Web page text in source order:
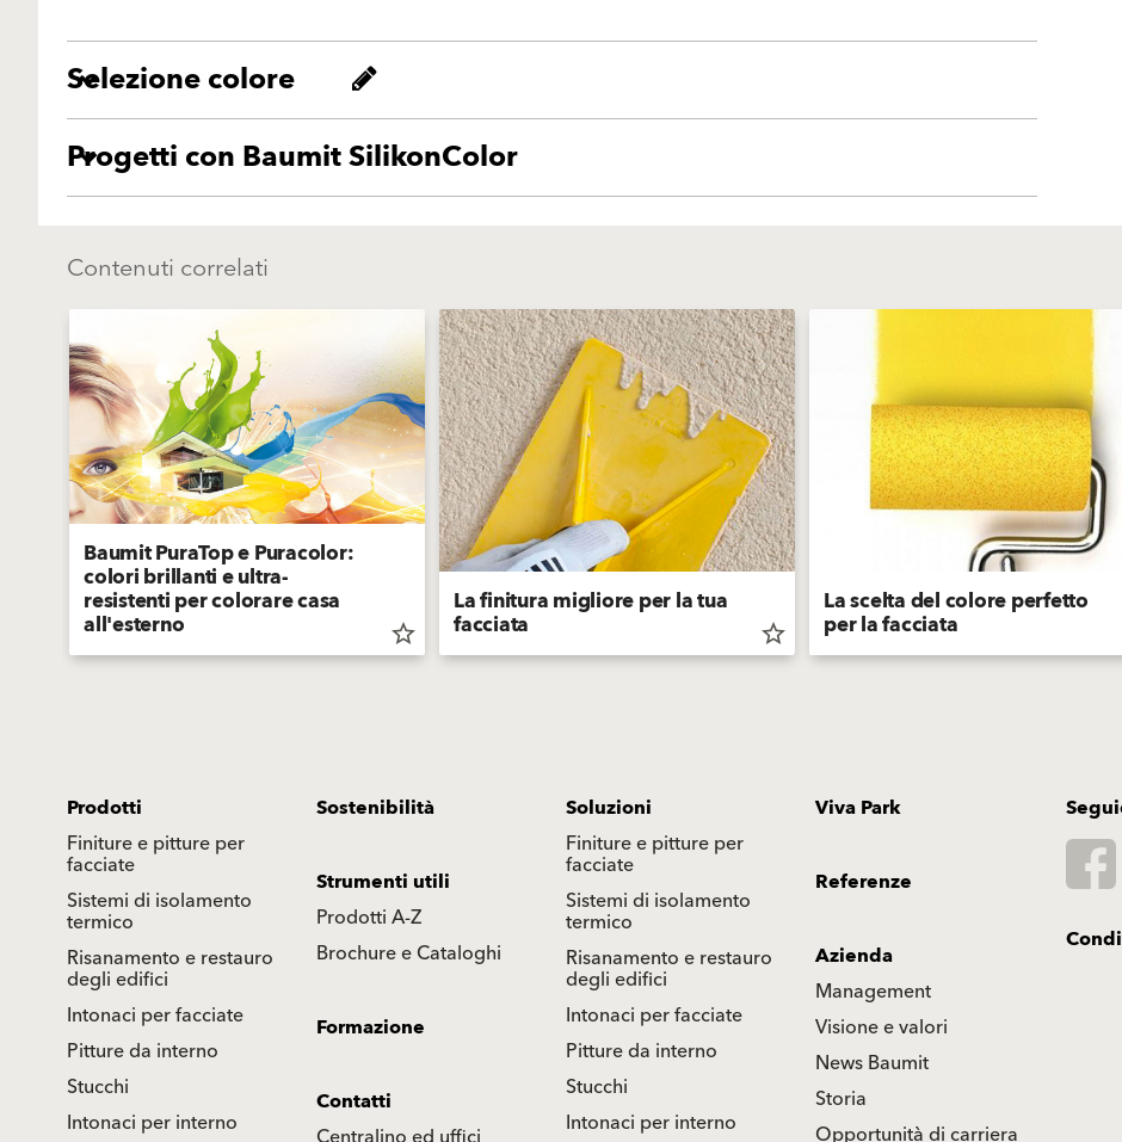
Selezione colore
Progetti con Baumit SilikonColor
Contenuti correlati
Baumit PuraTop e Puracolor:
colori brillanti e ultra-
resistenti per colorare casa
all'esterno star_border
La finitura migliore per la tua
facciata star_border
La scelta del colore perfetto
per la facciata
Prodotti
Finiture e pitture per
facciate
Sistemi di isolamento
termico
Risanamento e restauro
degli edifici
Intonaci per facciate
Pitture da interno
Stucchi
Intonaci per interno
Sostenibilità
Soluzioni
Finiture e pitture per
facciate
Sistemi di isolamento
termico
Risanamento e restauro
degli edifici
Intonaci per facciate
Pitture da interno
Stucchi
Intonaci per interno
Viva Park
Strumenti utili
Prodotti A-Z
Brochure e Cataloghi
Referenze
Azienda
Management
Visione e valori
News Baumit
Storia
Opportunità di carriera
Formazione
Contatti